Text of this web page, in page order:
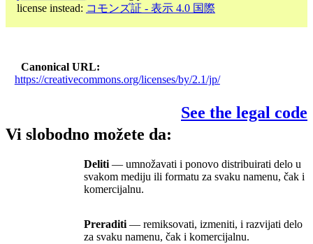
license instead: コモンズ証 - 表示 4.0 国際
Canonical URL
https://creativecommons.org/licenses/by/2.1/jp/
See the legal code
Vi slobodno možete da:
Deliti — umnožavati i ponovo distribuirati delo u
svakom mediju ili formatu za svaku namenu, čak i
komercijalnu.
Preraditi — remiksovati, izmeniti, i razvijati delo
za svaku namenu, čak i komercijalnu.